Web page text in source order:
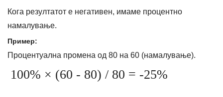
Кога резултатот е негативен, имаме процентно
намалување.
Пример:
Процентуална промена од 80 на 60 (намалување).
100% × (60 - 80) / 80 = -25%